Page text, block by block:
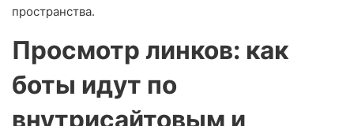
пространства.
Просмотр линков: как
боты идут по
внутрисайтовым и